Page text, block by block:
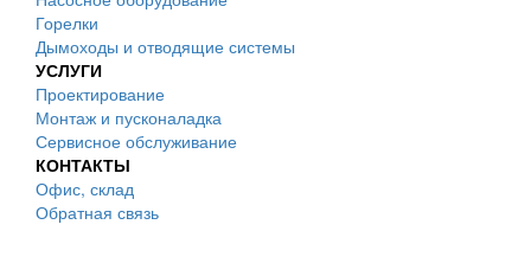
Горелки
Дымоходы и отводящие системы
УСЛУГИ
Проектирование
Монтаж и пусконаладка
Сервисное обслуживание
КОНТАКТЫ
Офис, склад
Обратная связь